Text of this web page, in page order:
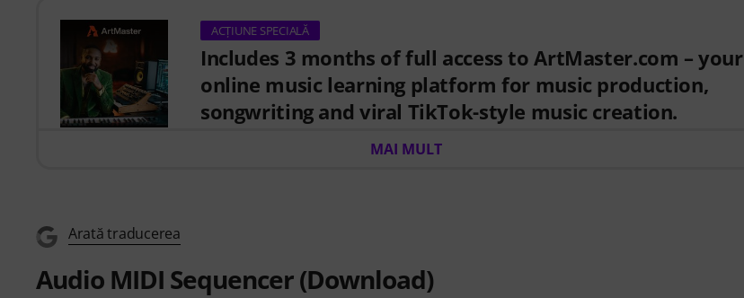
ACȚIUNE SPECIALĂ
Includes 3 months of full access to ArtMaster.com – your
online music learning platform for music production,
songwriting and viral TikTok-style music creation.
EUR 59, valid from 15.07. to 14.10.2026, giving you full access to premium online
as Sam Pounds (Chris Brown, Dr. Dre), Printz Board (Black Eyed Peas, Justin
Timberlake), and Chris Kasych (Adele, Beck, Pharrell Williams). Learn from over 500
MAI MULT
Arată traducerea
Audio MIDI Sequencer (Download)